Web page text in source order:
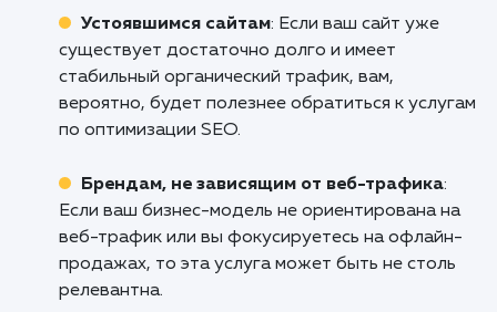
Продвижение молодых сайтов поможет вам
создать прочную SEO-базу и начать
органический трафик.
Стартапам : Начинающим компаниям,
Интернете, услуга будет весьма полезна.
Брендам, делающим ребрендинг или
запускающим новый сайт